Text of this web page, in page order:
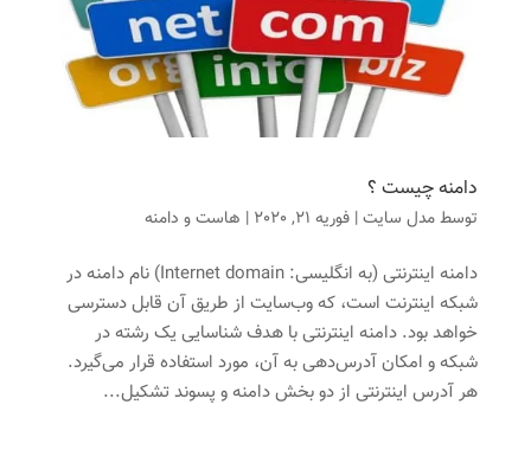
دامنه چیست ؟
توسطمدل سایت| فوریه 21, 2020 | هاست و دامنه
دامنه اینترنتی (به انگلیسی: Internet domain) نام دامنه در
شبکه اینترنت است، که وب‌سایت از طریق آن قابل دسترسی
خواهد بود. دامنه اینترنتی با هدف شناسایی یک رشته در
شبکه و امکان آدرس‌دهی به آن، مورد استفاده قرار می‌گیرد.
هر آدرس اینترنتی از دو بخش دامنه و پسوند تشکیل...